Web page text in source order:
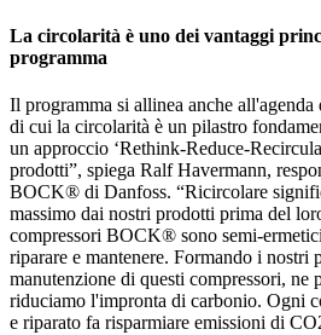
La circolarità è uno dei vantaggi
programma
Il programma si allinea anche
di cui la circolarità è un pilastro
un approccio ‘Rethink-Reduce-
prodotti”, spiega Ralf Havermann,
BOCK® di Danfoss. “Ricircolare
massimo dai nostri prodotti prima del
compressori BOCK® sono semi-
riparare e mantenere. Formando i nostri
manutenzione di questi compressori, ne
riduciamo l'impronta di carbonio. Ogni
e riparato fa risparmiare emissioni di